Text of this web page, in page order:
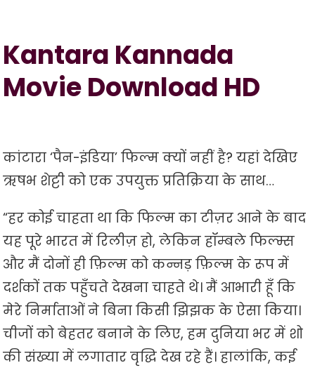
Kantara Kannada
Movie Download HD
कांटारा ‘पैन-इंडिया’ फिल्म क्यों नहीं है? यहां देखिए
ऋषभ शेट्टी को एक उपयुक्त प्रतिक्रिया के साथ…
“हर कोई चाहता था कि फिल्म का टीज़र आने के बाद
यह पूरे भारत में रिलीज़ हो, लेकिन हॉम्बले फिल्म्स
और मैं दोनों ही फ़िल्म को कन्नड़ फ़िल्म के रूप में
दर्शकों तक पहुँचते देखना चाहते थे। मैं आभारी हूँ कि
मेरे निर्माताओं ने बिना किसी झिझक के ऐसा किया।
चीजों को बेहतर बनाने के लिए, हम दुनिया भर में शो
की संख्या में लगातार वृद्धि देख रहे हैं। हालांकि, कई